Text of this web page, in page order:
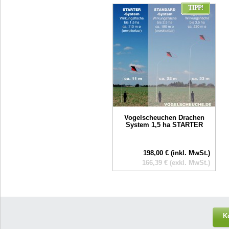
TIPP!
Vogelscheuchen Drachen
System 1,5 ha STARTER
198,00 € (inkl. MwSt.)
166,39 € (exkl. MwSt.)